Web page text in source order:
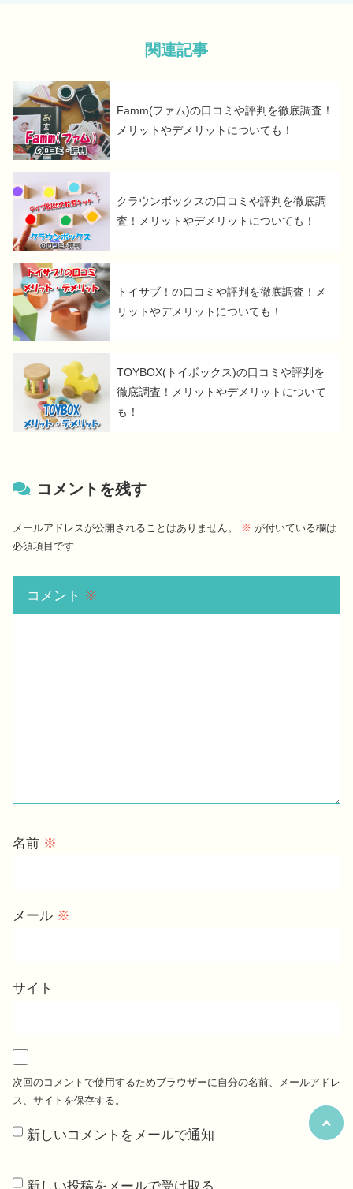
関連記事
Famm(ファム)の口コミや評判を徹底調査！
メリットやデメリットについても！
クラウンボックスの口コミや評判を徹底調
査！メリットやデメリットについても！
トイサブ！の口コミや評判を徹底調査！メ
リットやデメリットについても！
TOYBOX(トイボックス)の口コミや評判を
徹底調査！メリットやデメリットについて
も！
コメントを残す
メールアドレスが公開されることはありません。 ※ が付いている欄は
必須項目です
コメント ※
名前 ※
メール ※
サイト
次回のコメントで使用するためブラウザーに自分の名前、メールアドレ
ス、サイトを保存する。
新しいコメントをメールで通知